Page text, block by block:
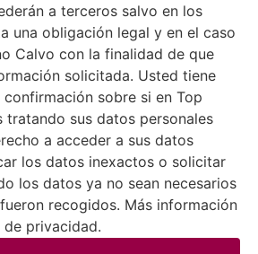
a terceros salvo en los
una obligación legal y en el caso
Calvo con la finalidad de que
solicitada. Usted tiene
sobre si en Top
tratando sus datos personales
a acceder a sus datos
los datos inexactos o solicitar
los datos ya no sean necesarios
recogidos. Más información
privacidad.